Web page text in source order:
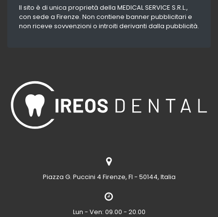
Il sito è di unica proprietà della MEDICAL SERVICE S.R.L.,
con sede a Firenze. Non contiene banner pubblicitari e
non riceve sovvenzioni o introiti derivanti dalla pubblicità.
Piazza G. Puccini 4 Firenze, FI - 50144, Italia
Lun - Ven: 09.00 - 20.00